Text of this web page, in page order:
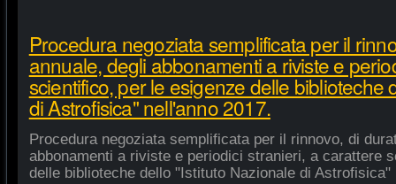
Procedura negoziata semplificata per il
annuale, degli abbonamenti a riviste e
scientifico, per le esigenze delle biblioteche
di Astrofisica" nell'anno 2017.
Procedura negoziata semplificata per il rinnovo, di
abbonamenti a riviste e periodici stranieri, a carattere
delle biblioteche dello "Istituto Nazionale di Astrofisica"